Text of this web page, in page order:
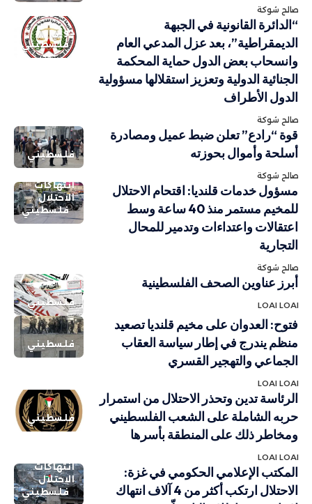
صالح شوكة
دولي
فلسطيني
“الدائرة القانونية في الجبهة
الديمقراطية”، بعد عزل المدعي العام
وانسحاب بعض الدول حماية المحكمة
الجنائية الدولية وتعزيز استقلالها مسؤولية
الدول الأطراف
صالح شوكة
فلسطيني
قوة “رادع” تعلن ضبط عميل ومصادرة
أسلحة وأموال بحوزته
صالح شوكة
انتهاكات
الاحتلال
فلسطيني
مسؤول خدمات قلنديا: اقتحام الاحتلال
للمخيم مستمر منذ 40 ساعة وسط
اعتقالات واعتداءات وتدمير للمحال
التجارية
صالح شوكة
فلسطيني
أبرز عناوين الصحف الفلسطينية
LOAI LOAI
فلسطيني
فتوح: العدوان على مخيم قلنديا تصعيد
منظم يندرج في إطار سياسة العقاب
الجماعي والتهجير القسري
LOAI LOAI
فلسطيني
الرئاسة تدين وتحذر الاحتلال من استمرار
حربه الشاملة على الشعب الفلسطيني
ومخاطر ذلك على المنطقة بأسرها
LOAI LOAI
انتهاكات
الاحتلال
فلسطيني
المكتب الإعلامي الحكومي في غزة:
الاحتلال ارتكب أكثر من 4 آلاف انتهاك